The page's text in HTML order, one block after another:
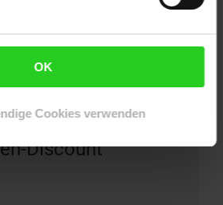
OK
Cookies verwenden
Zur Filialseite
Discount